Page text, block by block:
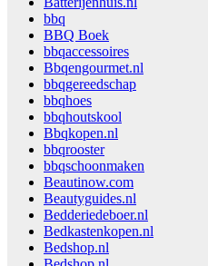
bbq
BBQ Boek
bbqaccessoires
Bbqengourmet.nl
bbqgereedschap
bbqhoes
bbqhoutskool
Bbqkopen.nl
bbqrooster
bbqschoonmaken
Beautinow.com
Beautyguides.nl
Bedderiedeboer.nl
Bedkastenkopen.nl
Bedshop.nl